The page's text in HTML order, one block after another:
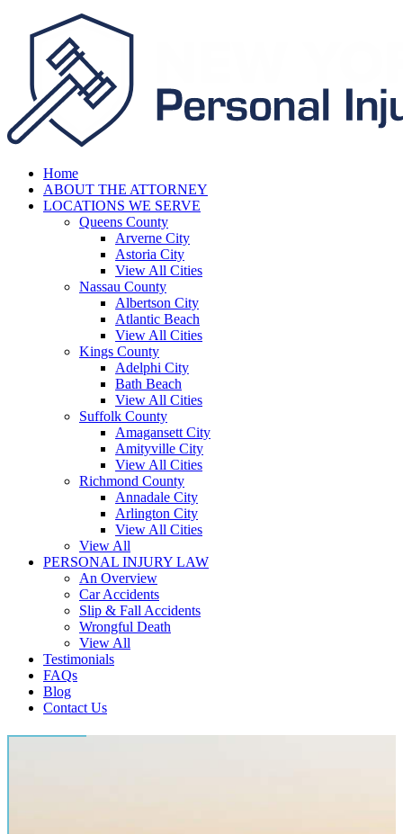
Home
ABOUT THE ATTORNEY
LOCATIONS WE SERVE
Queens County
Arverne City
Astoria City
View All Cities
Nassau County
Albertson City
Atlantic Beach
View All Cities
Kings County
Adelphi City
Bath Beach
View All Cities
Suffolk County
Amagansett City
Amityville City
View All Cities
Richmond County
Annadale City
Arlington City
View All Cities
View All
PERSONAL INJURY LAW
An Overview
Car Accidents
Slip & Fall Accidents
Wrongful Death
View All
Testimonials
FAQs
Blog
Contact Us